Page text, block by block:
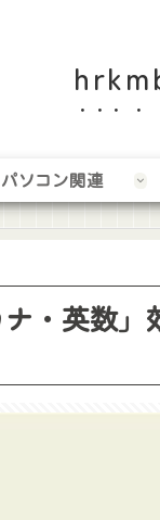
パソコン関連
・英数」